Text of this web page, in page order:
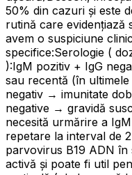
50% din cazuri și este
rutină care evidențiază
avem o suspiciune
specifice:Serologie (
):IgM pozitiv + IgG
sau recentă (în
negativ → imunitate
negative → gravidă
necesită urmărire a
repetare la interval de
parvovirus B19 ADN în
activă și poate fi util